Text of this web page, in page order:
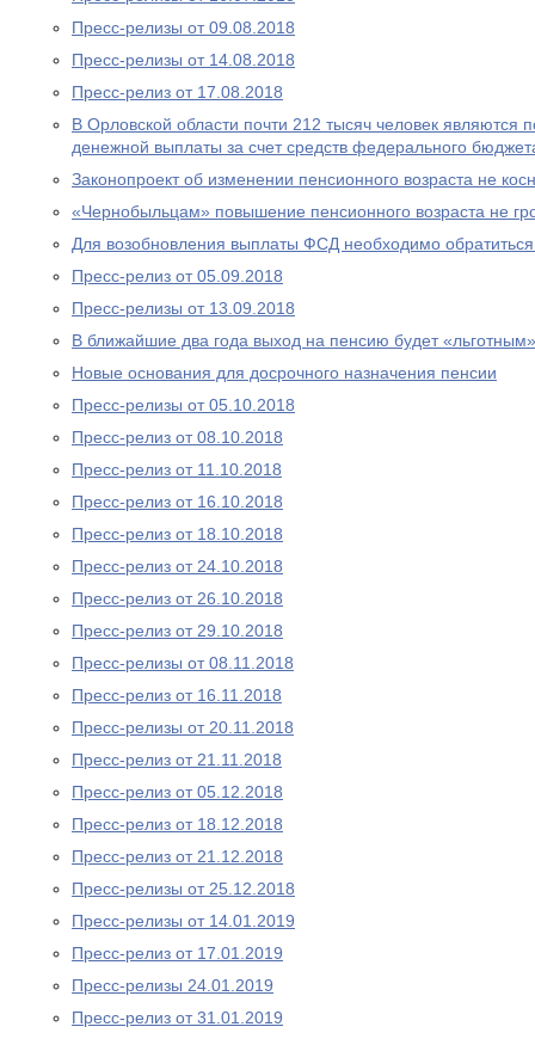
Пресс-релизы от 09.08.2018
Пресс-релизы от 14.08.2018
Пресс-релиз от 17.08.2018
В Орловской области почти 212 тысяч человек являются
денежной выплаты за счет средств федерального
Законопроект об изменении пенсионного возраста не
«Чернобыльцам» повышение пенсионного возраста не
Для возобновления выплаты ФСД необходимо
Пресс-релиз от 05.09.2018
Пресс-релизы от 13.09.2018
В ближайшие два года выход на пенсию будет «льготным»
Новые основания для досрочного назначения пенсии
Пресс-релизы от 05.10.2018
Пресс-релиз от 08.10.2018
Пресс-релиз от 11.10.2018
Пресс-релиз от 16.10.2018
Пресс-релиз от 18.10.2018
Пресс-релиз от 24.10.2018
Пресс-релиз от 26.10.2018
Пресс-релиз от 29.10.2018
Пресс-релизы от 08.11.2018
Пресс-релиз от 16.11.2018
Пресс-релизы от 20.11.2018
Пресс-релиз от 21.11.2018
Пресс-релиз от 05.12.2018
Пресс-релиз от 18.12.2018
Пресс-релиз от 21.12.2018
Пресс-релизы от 25.12.2018
Пресс-релизы от 14.01.2019
Пресс-релиз от 17.01.2019
Пресс-релизы 24.01.2019
Пресс-релиз от 31.01.2019